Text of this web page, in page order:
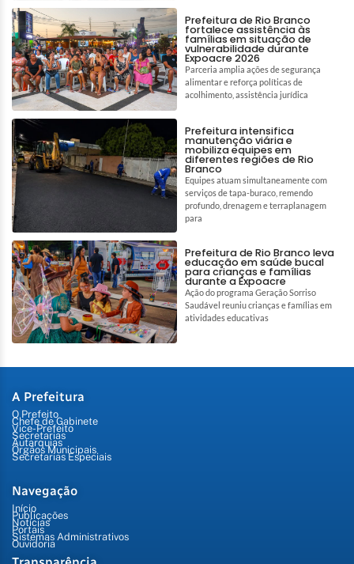
Prefeitura de Rio Branco
fortalece assistência às
famílias em situação de
vulnerabilidade durante
Expoacre 2026
Parceria amplia ações de segurança
alimentar e reforça políticas de
acolhimento, assistência jurídica
Prefeitura intensifica
manutenção viária e
mobiliza equipes em
diferentes regiões de Rio
Branco
Equipes atuam simultaneamente com
serviços de tapa-buraco, remendo
profundo, drenagem e terraplanagem
para
Prefeitura de Rio Branco leva
educação em saúde bucal
para crianças e famílias
durante a Expoacre
Ação do programa Geração Sorriso
Saudável reuniu crianças e famílias em
atividades educativas
A Prefeitura
O Prefeito
Chefe de Gabinete
Vice-Prefeito
Secretarias
Autarquias
Órgãos Municipais
Secretarias Especiais
Navegação
Início
Publicações
Notícias
Portais
Sistemas Administrativos
Ouvidoria